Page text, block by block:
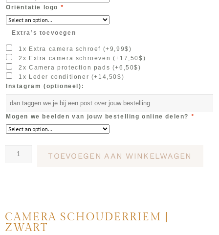
Oriëntatie logo *
Extra’s toevoegen
1x Extra camera schroef (+9,99$)
2x Extra camera schroeven (+ 17,50$)
2x Camera protection pads (+6,50$)
1x Leder conditioner (+ 14,50$)
Instagram (optioneel):
Mogen we beelden van jouw bestelling online delen? *
TOEVOEGEN AAN WINKELWAGEN
CAMERA SCHOUDERRIEM |
ZWART